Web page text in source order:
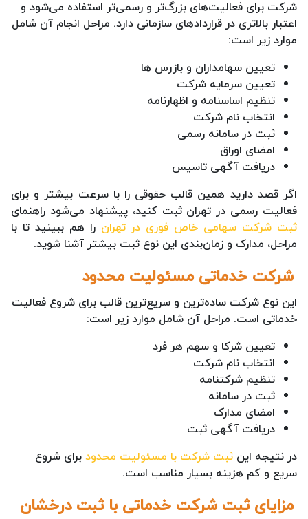
شرکت برای فعالیت‌های بزرگ‌تر و رسمی‌تر استفاده می‌شود و
اعتبار بالاتری در قراردادهای سازمانی دارد. مراحل انجام آن شامل
موارد زیر است:
تعیین سهامداران و بازرس ها
تعیین سرمایه شرکت
تنظیم اساسنامه و اظهارنامه
انتخاب نام شرکت
ثبت در سامانه رسمی
امضای اوراق
دریافت آگهی تاسیس
اگر قصد دارید همین قالب حقوقی را با سرعت بیشتر و برای
فعالیت رسمی در تهران ثبت کنید، پیشنهاد می‌شود راهنمای
ثبت شرکت سهامی خاص فوری در تهران را هم ببینید تا با
مراحل، مدارک و زمان‌بندی این نوع ثبت بیشتر آشنا شوید.
شرکت خدماتی مسئولیت محدود
این نوع شرکت ساده‌ترین و سریع‌ترین قالب برای شروع فعالیت
خدماتی است. مراحل آن شامل موارد زیر است:
تعیین شرکا و سهم هر فرد
انتخاب نام شرکت
تنظیم شرکتنامه
ثبت در سامانه
امضای مدارک
دریافت آگهی ثبت
در نتیجه این ثبت شرکت با مسئولیت محدودبرای شروع
سریع و کم هزینه بسیار مناسب است.
مزایای ثبت شرکت خدماتی با ثبت درخشان